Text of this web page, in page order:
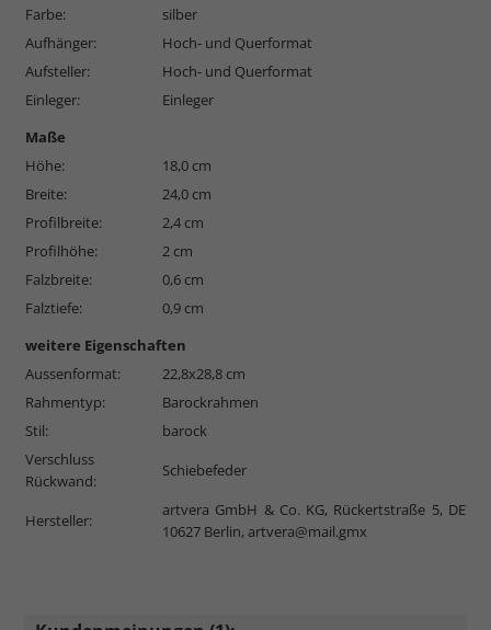
Farbe:
silber
Aufhänger:
Hoch- und Querformat
Aufsteller:
Hoch- und Querformat
Einleger:
Einleger
Maße
Höhe:
18,0 cm
Breite:
24,0 cm
Profilbreite:
2,4 cm
Profilhöhe:
2 cm
Falzbreite:
0,6 cm
Falztiefe:
0,9 cm
weitere Eigenschaften
Aussenformat:
22,8x28,8 cm
Rahmentyp:
Barockrahmen
Stil:
barock
Verschluss
Rückwand:
Schiebefeder
Hersteller:
artvera GmbH & Co. KG, Rückertstraße 5, DE
10627 Berlin,artvera@mail.gmx